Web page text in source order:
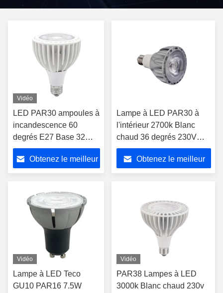
Vidéo
LED PAR30 ampoules à
incandescence 60
degrés E27 Base 32W
4000K Nature Blanc
3200LM ampoule
Obtenez le meilleur
Lampe à LED PAR30 à
l'intérieur 2700k Blanc
chaud 36 degrés 230V
20W Lampe longue durée
de vieObtenez le meilleur
Vidéo
Lampe à LED Teco
GU10 PAR16 7.5W
Vidéo
PAR38 Lampes à LED
3000k Blanc chaud 230v